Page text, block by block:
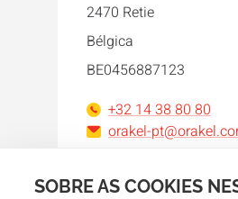
SOBRE AS COOKIES
2470 Retie
Bélgica
BE0456887123
+32 14 38 80 80
orakel-
Facebook
Instagram
LinkedIn